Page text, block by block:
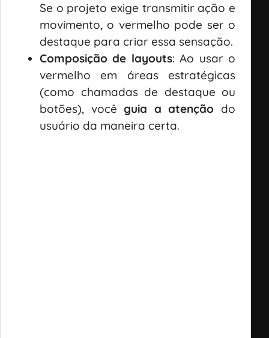
Se o projeto exige transmitir ação e
movimento, o vermelho pode ser o
destaque para criar essa sensação.
Composição de layouts: Ao usar o
vermelho em áreas estratégicas
(como chamadas de destaque ou
botões), vocêguia a atenção do
usuário da maneira certa.